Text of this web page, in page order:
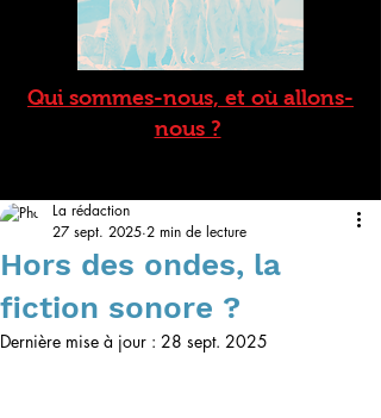
Qui sommes-nous, et où allons-
nous ?
Hors des ondes, la
fiction sonore ?
La rédaction
27 sept. 2025 2 min de lecture
Dernière mise à jour : 28 sept. 2025